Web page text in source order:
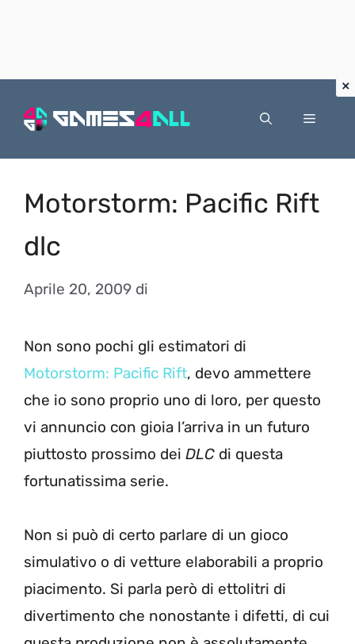
Menu
Motorstorm: Pacific Rift
dlc
Aprile 20, 2009 di
Non sono pochi gli estimatori di
Motorstorm: Pacific Rift, devo ammettere
che io sono proprio uno di loro, per questo
vi annuncio con gioia l’arriva in un futuro
piuttosto prossimo dei DLC di questa
fortunatissima serie.
Non si può di certo parlare di un gioco
simulativo o di vetture elaborabili a proprio
piacimento. Si parla però di ettolitri di
divertimento che nonostante i difetti, di cui